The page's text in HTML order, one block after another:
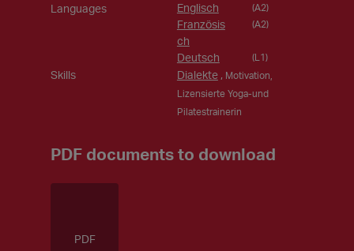
Languages
Englisch (A2)
Französis
ch
(A2)
Deutsch (L1)
Skills Dialekte, Motivation,
Lizensierte Yoga-und
Pilatestrainerin
PDF documents to download